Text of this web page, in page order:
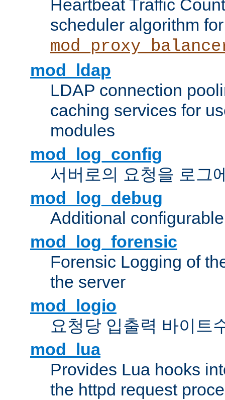
Heartbeat Traffic
scheduler algorithm for
mod_ldap
LDAP connection
caching services for
modules
mod_log_config
서버로의 요청을 로그
mod_log_debug
Additional
mod_log_forensic
Forensic Logging of
the server
mod_logio
요청당 입출력 바이트
mod_lua
Provides Lua hooks
the httpd request